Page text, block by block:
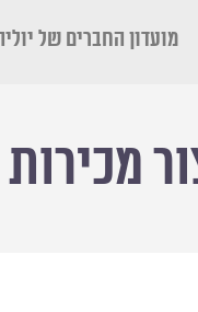
מועדון החברים של